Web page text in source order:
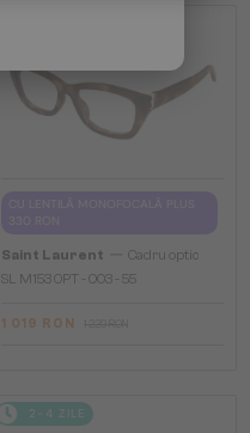
Saint Laurent
Cadru optic
SL M153 OPT - 003 - 55
1 019 RON
2-4 ZILE